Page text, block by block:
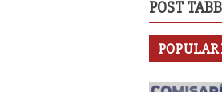
POST
POPULAR